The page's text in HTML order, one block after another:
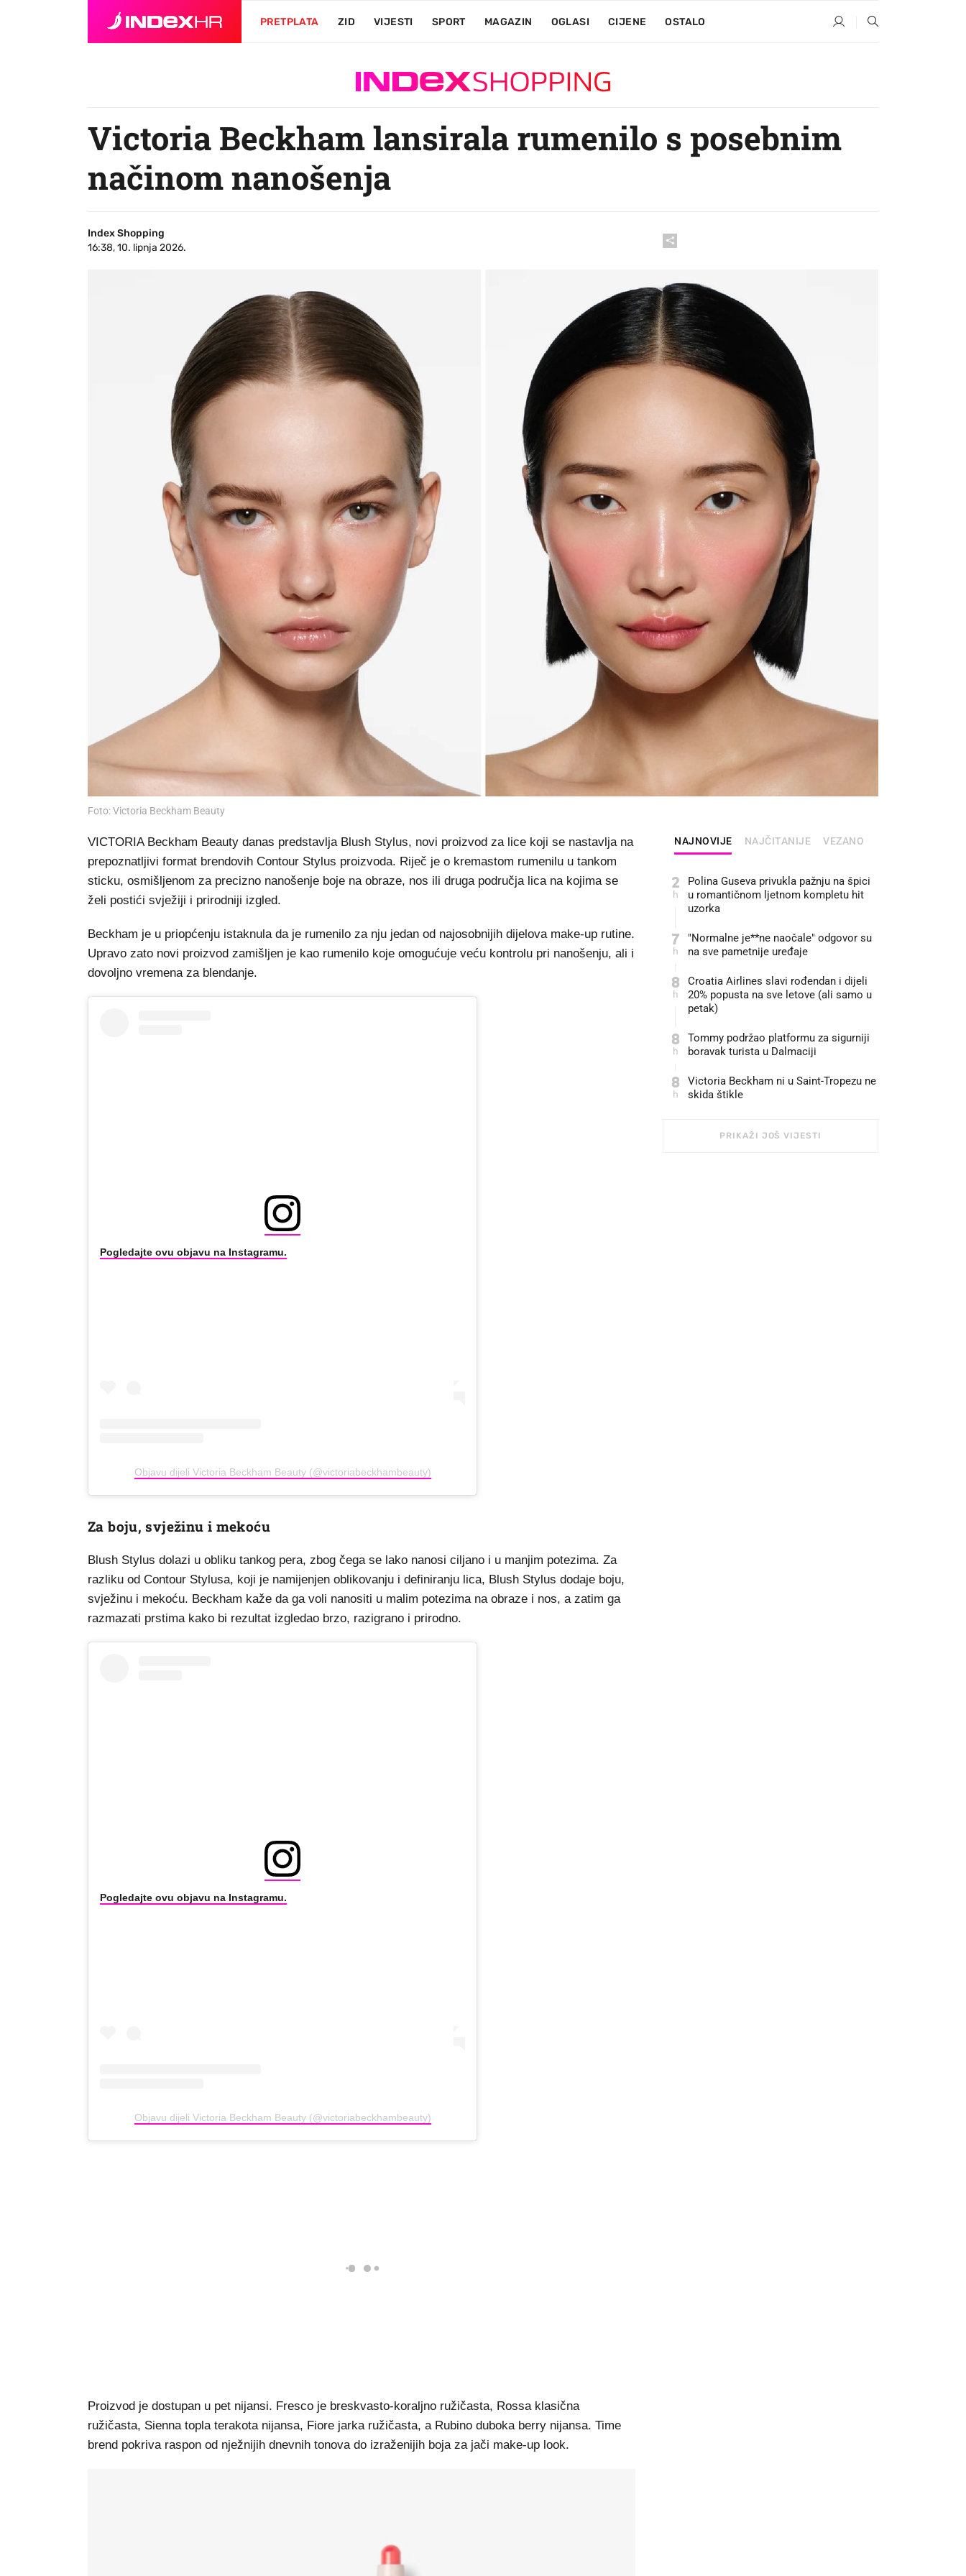
PRETPLATA ZID VIJESTI SPORT MAGAZIN OGLASI CIJENE OSTALO
Victoria Beckham lansirala rumenilo s posebnim
načinom nanošenja
Index Shopping
16:38, 10. lipnja 2026.
Foto: Victoria Beckham Beauty
VICTORIA Beckham Beauty danas predstavlja Blush Stylus, novi proizvod za lice koji se nastavlja na
prepoznatljivi format brendovih Contour Stylus proizvoda. Riječ je o kremastom rumenilu u tankom
sticku, osmišljenom za precizno nanošenje boje na obraze, nos ili druga područja lica na kojima se
želi postići svježiji i prirodniji izgled.
Beckham je u priopćenju istaknula da je rumenilo za nju jedan od najosobnijih dijelova make-up rutine.
Upravo zato novi proizvod zamišljen je kao rumenilo koje omogućuje veću kontrolu pri nanošenju, ali i
dovoljno vremena za blendanje.
Pogledajte ovu objavu na Instagramu.
Objavu dijeli Victoria Beckham Beauty (@victoriabeckhambeauty)
Za boju, svježinu i mekoću
Blush Stylus dolazi u obliku tankog pera, zbog čega se lako nanosi ciljano i u manjim potezima. Za
razliku od Contour Stylusa, koji je namijenjen oblikovanju i definiranju lica, Blush Stylus dodaje boju,
svježinu i mekoću. Beckham kaže da ga voli nanositi u malim potezima na obraze i nos, a zatim ga
razmazati prstima kako bi rezultat izgledao brzo, razigrano i prirodno.
Pogledajte ovu objavu na Instagramu.
Objavu dijeli Victoria Beckham Beauty (@victoriabeckhambeauty)
Proizvod je dostupan u pet nijansi. Fresco je breskvasto-koraljno ružičasta, Rossa klasična
ružičasta, Sienna topla terakota nijansa, Fiore jarka ružičasta, a Rubino duboka berry nijansa. Time
brend pokriva raspon od nježnijih dnevnih tonova do izraženijih boja za jači make-up look.
NAJNOVIJE NAJČITANIJE VEZANO
2
h
Polina Guseva privukla pažnju na špici
u romantičnom ljetnom kompletu hit
uzorka
7
h
"Normalne je**ne naočale" odgovor su
na sve pametnije uređaje
8
h
Croatia Airlines slavi rođendan i dijeli
20% popusta na sve letove (ali samo u
petak)
8
h
Tommy podržao platformu za sigurniji
boravak turista u Dalmaciji
8
h
Victoria Beckham ni u Saint-Tropezu ne
skida štikle
PRIKAŽI JOŠ VIJESTI